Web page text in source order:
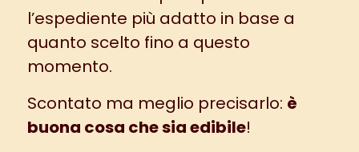
l’espediente più adatto in base a
quanto scelto fino a questo
momento.
Scontato ma meglio precisarlo: è
buona cosa che sia edibile!